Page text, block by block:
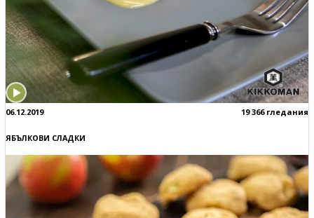
06.12.2019 19 366 гледания
ЯБЪЛКОВИ СЛАДКИ